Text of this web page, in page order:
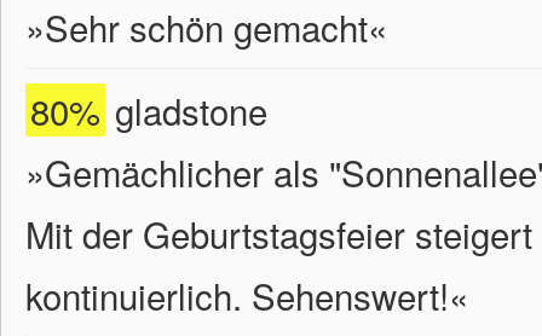
»Sehr schön gemacht«
80% gladstone
»Gemächlicher als
Mit der Geburtstagsfeier
kontinuierlich. Sehenswert!«